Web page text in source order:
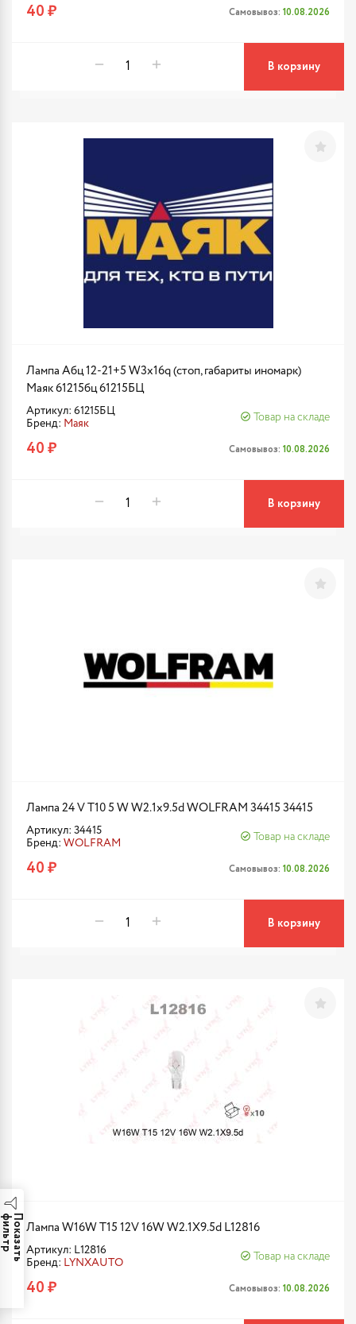
П
о
к
а
з
а
т
ь
ф
и
л
ь
т
40 ₽ Самовывоз: 10.08.2026
В корзину
Лампа Aбц 12-21+5 W3x16q (стоп, габариты иномарк)
Маяк 61215бц 61215БЦ
Артикул: 61215БЦ
Бренд: Маяк
Товар на складе
40 ₽ Самовывоз: 10.08.2026
В корзину
Лампа 24 V T10 5 W W2.1x9.5d WOLFRAM 34415 34415
Артикул: 34415
Бренд: WOLFRAM
Товар на складе
40 ₽ Самовывоз: 10.08.2026
В корзину
Лампа W16W T15 12V 16W W2.1X9.5d L12816
Артикул: L12816
Бренд: LYNXAUTO
Товар на складе
40 ₽ Самовывоз: 10.08.2026